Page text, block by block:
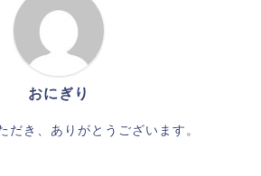
おにぎり
だき、ありがとうございます。